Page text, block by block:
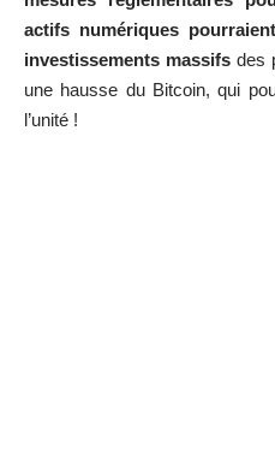
actifs numériques
investissements massifsdes
une hausse du Bitcoin, qui
l’unité !